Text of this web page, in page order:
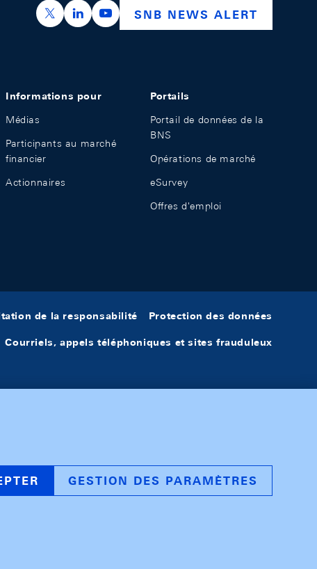
https://x.com/snb_bns
https://ch.linkedin.com/company/swiss-
https://www.youtube.com/
SNB NEWS ALERT
Informations pour
Médias
Participants au marché
financier
Actionnaires
Portails
Portail de données de la
BNS
Opérations de marché
eSurvey
Offres d'emploi
de la responsabilité Protection des données
Courriels, appels téléphoniques et sites frauduleux
GESTION DES PARAMÈTRES